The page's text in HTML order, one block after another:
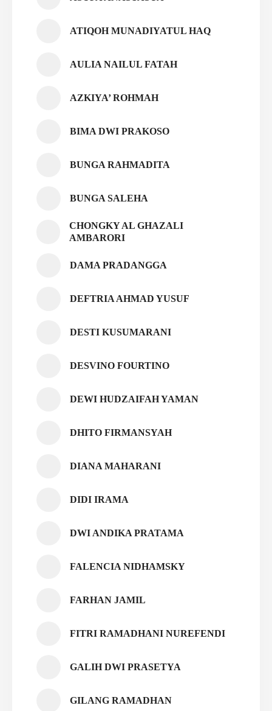
ATIQOH MUNADIYATUL HAQ
AULIA NAILUL FATAH
AZKIYA’ ROHMAH
BIMA DWI PRAKOSO
BUNGA RAHMADITA
BUNGA SALEHA
CHONGKY AL GHAZALI
AMBARORI
DAMA PRADANGGA
DEFTRIA AHMAD YUSUF
DESTI KUSUMARANI
DESVINO FOURTINO
DEWI HUDZAIFAH YAMAN
DHITO FIRMANSYAH
DIANA MAHARANI
DIDI IRAMA
DWI ANDIKA PRATAMA
FALENCIA NIDHAMSKY
FARHAN JAMIL
FITRI RAMADHANI NUREFENDI
GALIH DWI PRASETYA
GILANG RAMADHAN